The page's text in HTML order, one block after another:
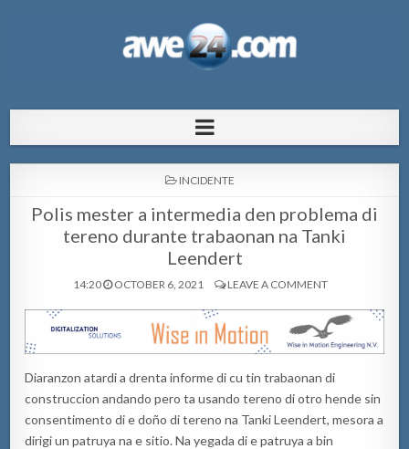
pa Aruba
POSTED
INCIDENTE
Polis mester a intermedia den problema di
tereno durante trabaonan na Tanki
Leendert
14:20 OCTOBER 6, 2021 LEAVE A COMMENT
Diaranzon atardi a drenta informe di cu tin trabaonan di
construccion andando pero ta usando tereno di otro hende sin
consentimento di e doño di tereno na Tanki Leendert, mesora a
dirigi un patruya na e sitio. Na yegada di e patruya a bin